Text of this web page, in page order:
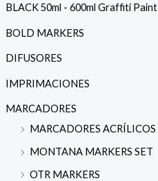
BLACK 50ml - 600ml Graffiti Paint
BOLD MARKERS
DIFUSORES
IMPRIMACIONES
MARCADORES
MARCADORES ACRÍLICOS
MONTANA MARKERS SET
OTR MARKERS